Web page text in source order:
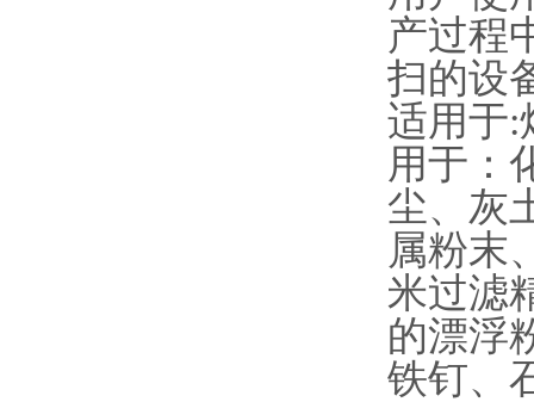
产过程
扫的设
适用于:
用于：
尘、灰
属粉末
米过滤
的漂浮
铁钉、